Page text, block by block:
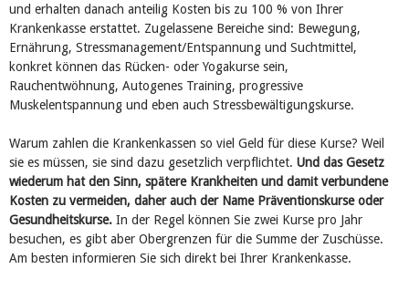
und erhalten danach anteilig Kosten bis zu 100 % von Ihrer
Krankenkasse erstattet. Zugelassene Bereiche sind: Bewegung,
Ernährung, Stressmanagement/Entspannung und Suchtmittel,
konkret können das Rücken- oder Yogakurse sein,
Rauchentwöhnung, Autogenes Training, progressive
Muskelentspannung und eben auch Stressbewältigungskurse.
Warum zahlen die Krankenkassen so viel Geld für diese Kurse? Weil
sie es müssen, sie sind dazu gesetzlich verpflichtet. Und das Gesetz
wiederum hat den Sinn, spätere Krankheiten und damit verbundene
Kosten zu vermeiden, daher auch der Name Präventionskurse oder
Gesundheitskurse. In der Regel können Sie zwei Kurse pro Jahr
besuchen, es gibt aber Obergrenzen für die Summe der Zuschüsse.
Am besten informieren Sie sich direkt bei Ihrer Krankenkasse.